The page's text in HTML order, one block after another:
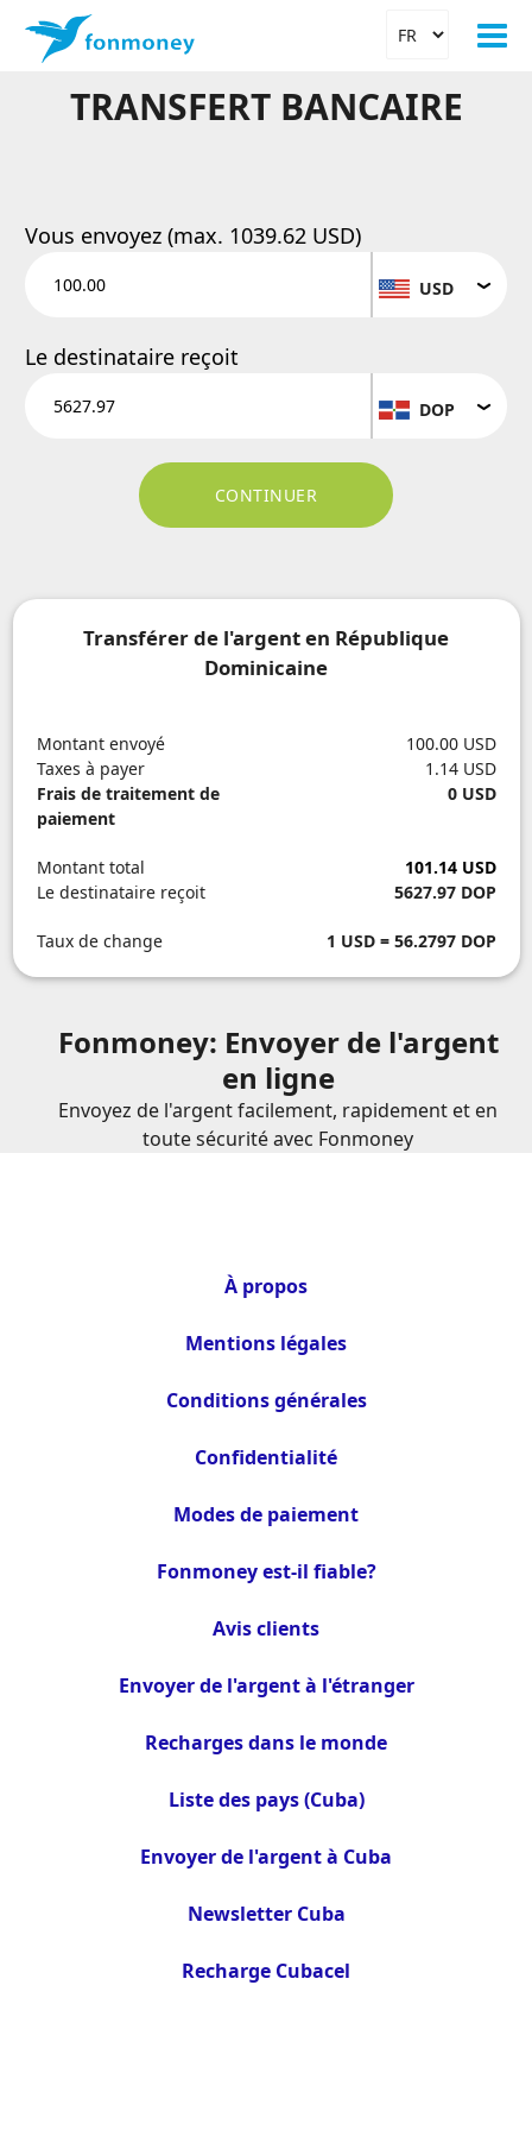
TRANSFERT BANCAIRE
Vous envoyez (max. 1039.62 USD)
USD
Le destinataire reçoit
DOP
Transférer de l'argent en République
Dominicaine
Montant envoyé
Taxes à payer
Frais de traitement de
paiement
100.00 USD
1.14 USD
0 USD
Montant total
Le destinataire reçoit
101.14 USD
5627.97 DOP
Taux de change 1 USD = 56.2797 DOP
Fonmoney: Envoyer de l'argent
en ligne
Envoyez de l'argent facilement, rapidement et en
toute sécurité avec Fonmoney
À propos
Mentions légales
Conditions générales
Confidentialité
Modes de paiement
Fonmoney est-il fiable?
Avis clients
Envoyer de l'argent à l'étranger
Recharges dans le monde
Liste des pays (Cuba)
Envoyer de l'argent à Cuba
Newsletter Cuba
Recharge Cubacel